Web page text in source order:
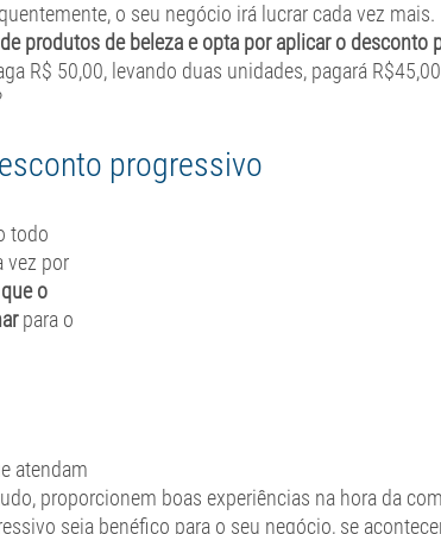
o seu negócio irá lucrar cada vez mais.
produtos de beleza e opta por aplicar o desconto
R$ 50,00, levando duas unidades, pagará
progressivo
todo
vez por
o
para o
atendam
proporcionem boas experiências na hora da
seja benéfico para o seu negócio, se